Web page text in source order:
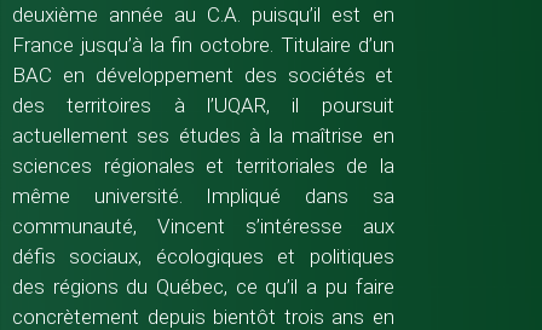
deuxième année au C.A. puisqu’il est en
France jusqu’à la fin octobre. Titulaire d’un
BAC en développement des sociétés et
des territoires à l’UQAR, il poursuit
actuellement ses études à la maîtrise en
sciences régionales et territoriales de la
même université. Impliqué dans sa
communauté, Vincent s’intéresse aux
défis sociaux, écologiques et politiques
des régions du Québec, ce qu’il a pu faire
concrètement depuis bientôt trois ans en